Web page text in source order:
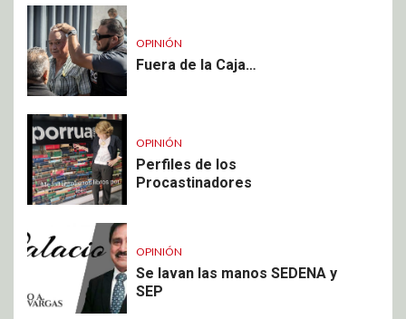
OPINIÓN
Fuera de la Caja…
OPINIÓN
Perfiles de los
Procastinadores
OPINIÓN
Se lavan las manos SEDENA y
SEP